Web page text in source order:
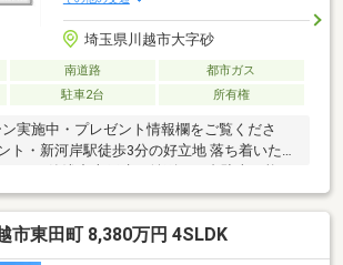
埼玉県川越市大字砂
南道路
都市ガス
駐車2台 所有権
ン実施中・プレゼント情報欄をご覧くださ
ト・新河岸駅徒歩3分の好立地 落ち着いた住
収納やウォークインクローゼットなど収納
広い洗面室・南東側公道につき陽当り良
内に充実！生活利便性◎■周辺環境・スー
6分・ファミリーマート：徒歩4分・ドラッ
市東田町 8,380万円 4SLDK